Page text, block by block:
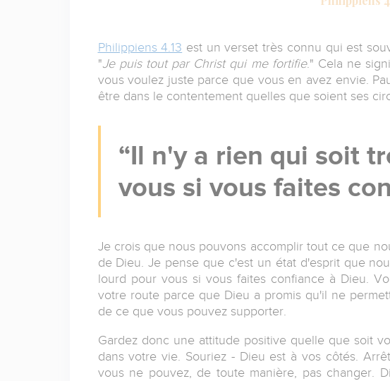
Philippiens 4.13 est un verset très connu qui est
"Je puis tout par Christ qui me fortifie." Cela ne
vous voulez juste parce que vous en avez envie.
être dans le contentement quelles que soient ses
Il n'y a rien qui soit
vous si vous faites
Je crois que nous pouvons accomplir tout ce que
de Dieu. Je pense que c'est un état d'esprit que
lourd pour vous si vous faites confiance à Dieu.
votre route parce que Dieu a promis qu'il ne
de ce que vous pouvez supporter.
Gardez donc une attitude positive quelle que soit
dans votre vie. Souriez - Dieu est à vos côtés.
vous ne pouvez, de toute manière, pas changer.